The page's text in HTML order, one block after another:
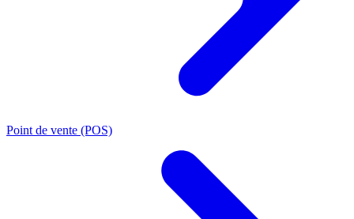
Point de vente (POS)